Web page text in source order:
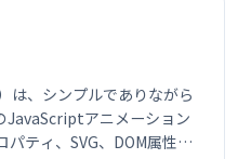
、シンプルでありながら
JavaScriptアニメーション
パティ、SVG、DOM属性、